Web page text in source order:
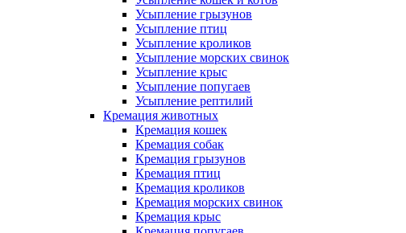
Усыпление грызунов
Усыпление птиц
Усыпление кроликов
Усыпление морских свинок
Усыпление крыс
Усыпление попугаев
Усыпление рептилий
Кремация животных
Кремация кошек
Кремация собак
Кремация грызунов
Кремация птиц
Кремация кроликов
Кремация морских свинок
Кремация крыс